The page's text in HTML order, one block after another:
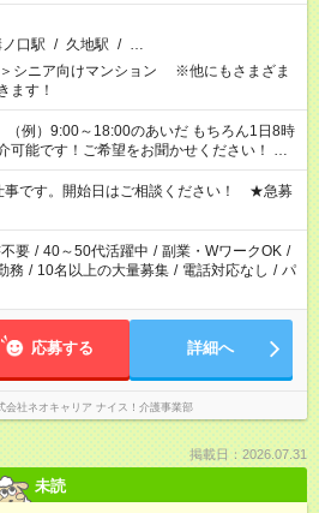
口駅 / 久地駅 / …
＞シニア向けマンション ※他にもさまざま
ます！
例）9:00～18:00のあいだ もちろん1日8時
可能です！ご希望をお聞かせください！ ★
が必要な場合も遠慮なくご相談ください。
の勤務が必要です
事です。開始日はご相談ください！ ★急募
要 / 40～50代活躍中 / 副業・WワークOK /
務 / 10名以上の大量募集 / 電話対応なし / パ
応募する 詳細へ
会社ネオキャリア ナイス！介護事業部
掲載日：2026.07.31
未読